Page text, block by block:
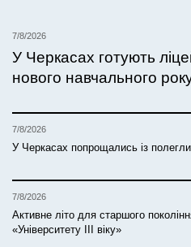
7/8/2026
У Черкасах готують
нового навчального
7/8/2026
У Черкасах попрощались із
7/8/2026
Активне літо для старшого
«Університету ІІІ віку»